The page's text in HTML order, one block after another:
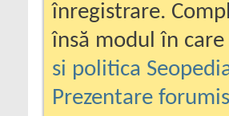
înregistrare.
însă modul în
si politica
Prezentare